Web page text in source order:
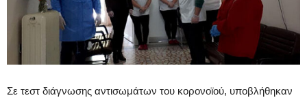
Σε τεστ διάγνωσης αντισωμάτων του κορονοϊού, υποβλήθηκαν